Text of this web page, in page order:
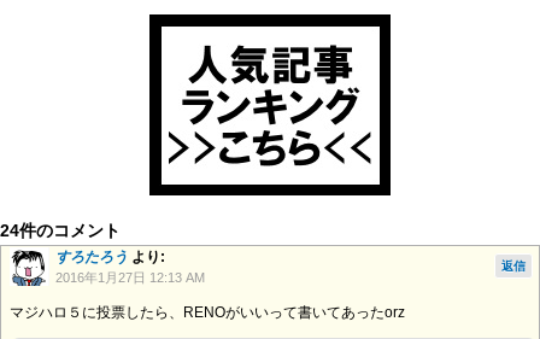
24件のコメント
すろたろう より:
2016年1月27日 12:13 AM
マジハロ５に投票したら、RENOがいいって書いてあったorz
返信